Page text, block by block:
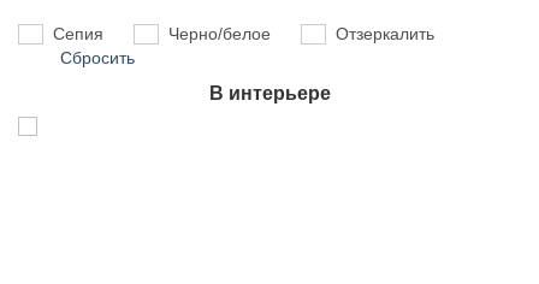
Сепия Черно/белое
Отзеркалить
Сбросить
В интерьере